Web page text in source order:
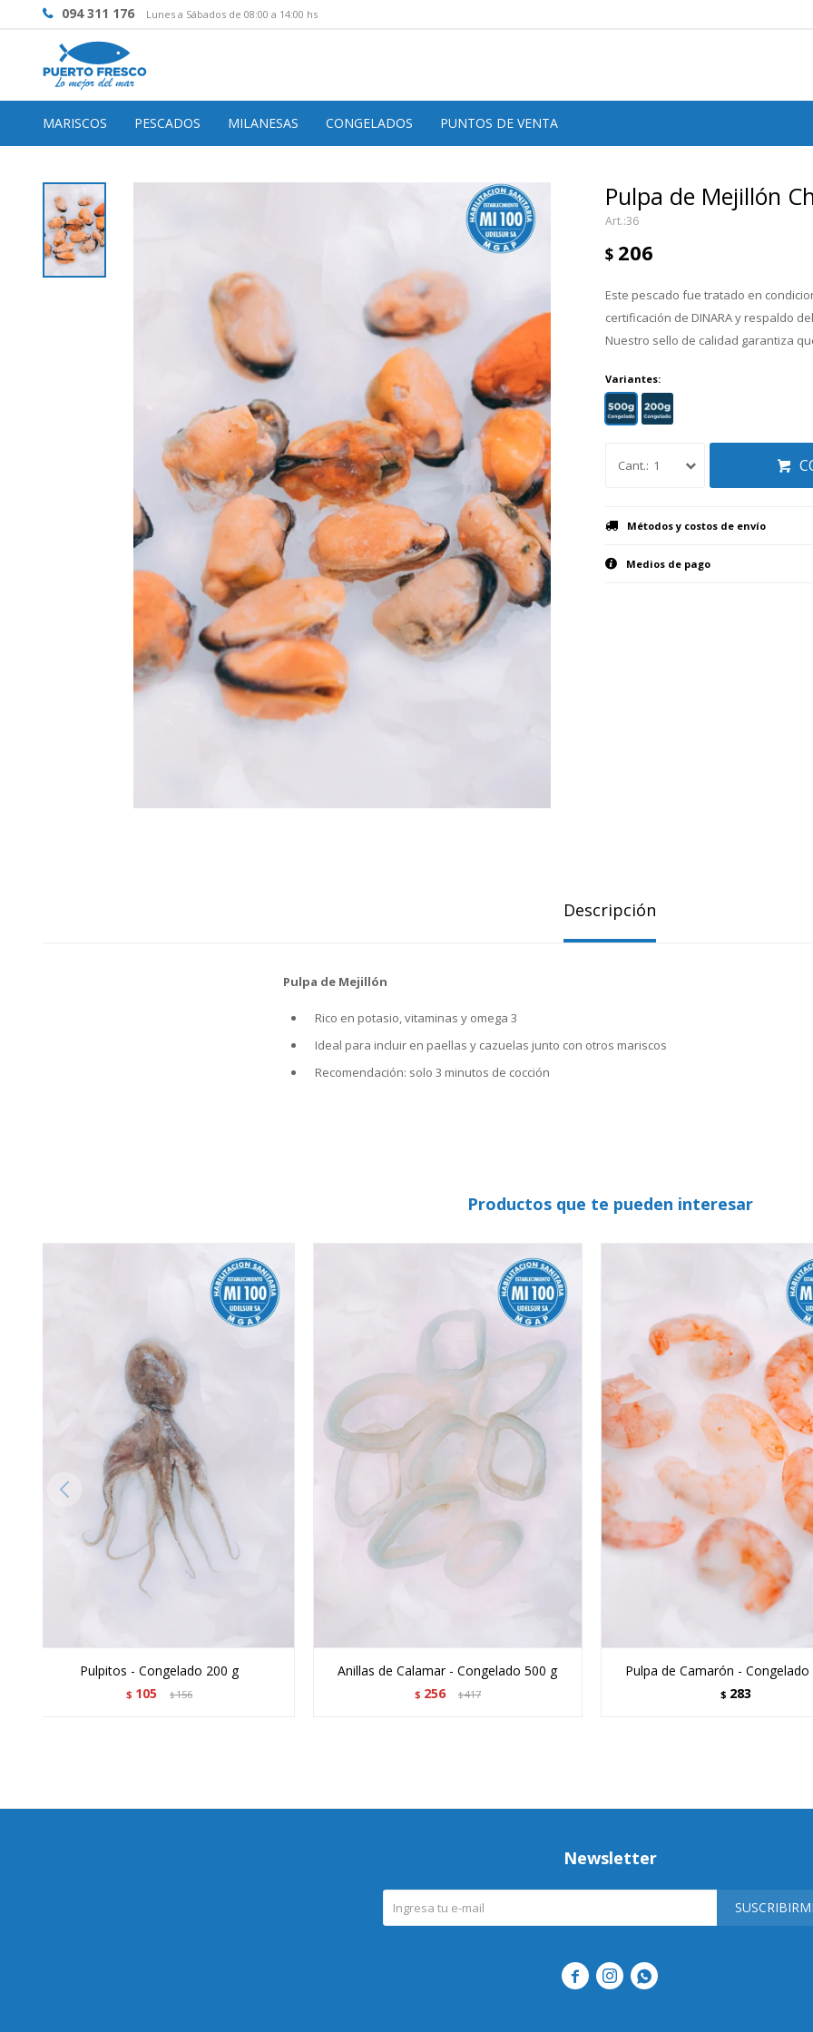
MARISCOS PESCADOS MILANESAS CONGELADOS PUNTOS DE VENTA
094 311 176 Lunes a Sábados de 08:00 a 14:00 hs
Pulpa de Mejillón
36
$ 206
Este pescado fue tratado en
certificación de DINARA y respaldo
Nuestro sello de calidad garantiza
Variantes:
1
Métodos y costos de envío
Medios de pago
Descripción
Pulpa de Mejillón
Rico en potasio, vitaminas y omega 3
Ideal para incluir en paellas y cazuelas junto con otros mariscos
Recomendación: solo 3 minutos de cocción
Productos que te pueden interesar
Pulpitos - Congelado 200 g
$ 105 $156
Anillas de Calamar - Congelado 500 g
$ 256 $417
Pulpa de Camarón -
$ 283
Newsletter
  